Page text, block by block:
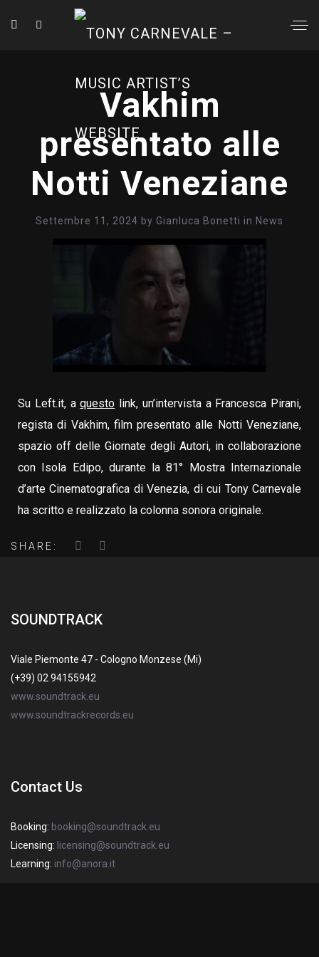
Vakhim
presentato alle
Notti Veneziane
Settembre 11, 2024 by Gianluca Bonetti in News
Su Left.it, aquesto link, un’intervista a Francesca Pirani,
regista di Vakhim, film presentato alle Notti Veneziane,
spazio off delle Giornate degli Autori, in collaborazione
con Isola Edipo, durante la 81° Mostra Internazionale
d’arte Cinematografica di Venezia, di cui Tony Carnevale
ha scritto e realizzato la colonna sonora originale.
SHARE:
SOUNDTRACK
Viale Piemonte 47 - Cologno Monzese (Mi)
(+39) 02 94155942
www.soundtrack.eu
www.soundtrackrecords.eu
Contact Us
Booking: booking@soundtrack.eu
Licensing: licensing@soundtrack.eu
Learning: info@anora.it